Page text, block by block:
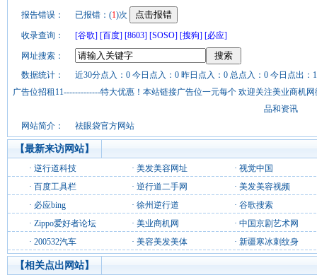
报告错误： 已报错：(1)次
收录查询： [谷歌] [百度] [8603] [SOSO] [搜狗] [必应]
网址搜索：
数据统计：
近30分点入：0 今日点入：0 昨日点入：0 总点入：0 今日点出：
广告位招租11-------------特大优惠！本站链接广告位一元每个 欢迎关注美业商机
品和资讯
网站简介：
祛眼袋官方网站
【最新来访网站】
· 逆行道科技 · 美发美容网址 · 视觉中国
· 百度工具栏 · 逆行道二手网 · 美发美容视频
· 必应bing · 徐州逆行道 · 谷歌搜索
· Zippo爱好者论坛 · 美业商机网 · 中国京剧艺术网
· 200532汽车 · 美容美发美体 · 新疆寒冰刺纹身
【相关点出网站】